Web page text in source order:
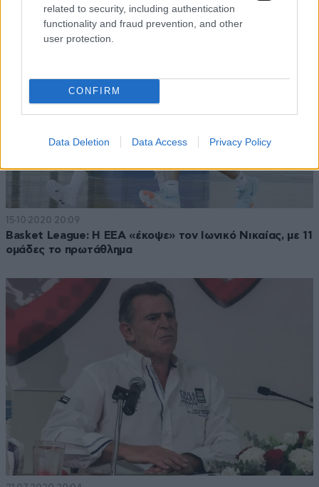
related to security, including authentication
functionality and fraud prevention, and other
user protection.
CONFIRM
Data Deletion Data Access Privacy Policy
15·10·2020 20:09
Basket League: Η ΕΕΑ «έκοψε» τον Ιωνικό Νικαίας, με 11
ομάδες το πρωτάθλημα